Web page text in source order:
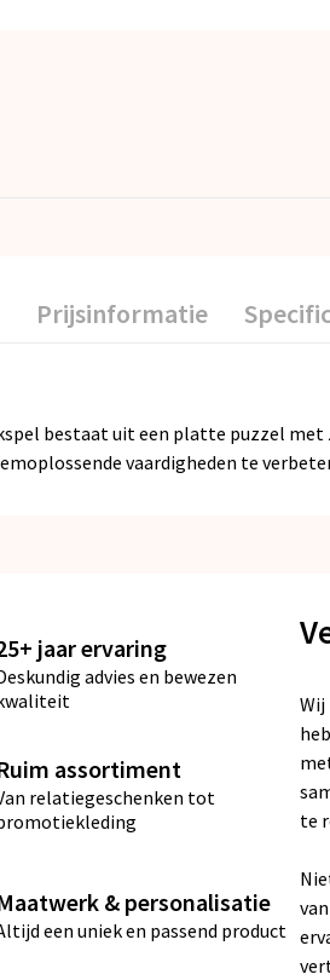
Prijsinformatie
bestaat uit een platte puzzel met
vaardigheden te
jaar ervaring
advies en bewezen
assortiment
relatiegeschenken tot
& personalisatie
een uniek en passend product
Wij
te